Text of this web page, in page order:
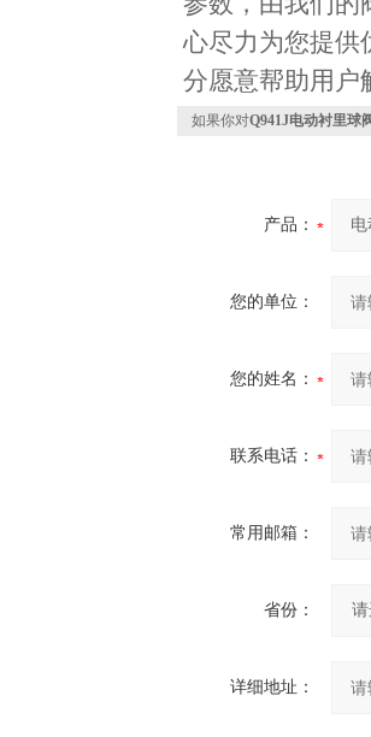
心尽力为您提供
分愿意帮助用户
如果你对Q941J电动衬里球
产品：
您的单位：
您的姓名：
联系电话：
常用邮箱：
省份：
详细地址：